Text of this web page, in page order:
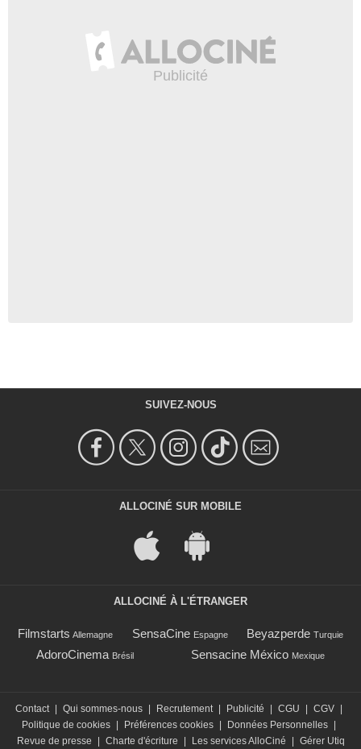
SUIVEZ-NOUS
ALLOCINÉ SUR MOBILE
ALLOCINÉ À L'ÉTRANGER
Filmstarts Allemagne SensaCine Espagne Beyazperde Turquie
AdoroCinema Brésil Sensacine México Mexique
Contact Qui sommes-nous Recrutement Publicité CGU CGV
Politique de cookies
Préférences cookies Données Personnelles
Revue de presse
Charte d'écriture Les services AlloCiné Gérer Utiq